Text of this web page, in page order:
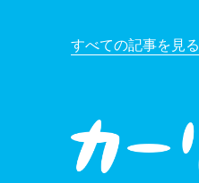
すべての記事を見る